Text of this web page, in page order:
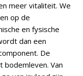
meer vitaliteit. We
op de
en fysische
dan een
De
bodemleven. Van